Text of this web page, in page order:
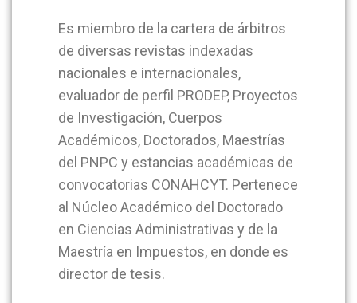
Es miembro de la cartera de árbitros
de diversas revistas indexadas
nacionales e internacionales,
evaluador de perfil PRODEP, Proyectos
de Investigación, Cuerpos
Académicos, Doctorados, Maestrías
del PNPC y estancias académicas de
convocatorias CONAHCYT. Pertenece
al Núcleo Académico del Doctorado
en Ciencias Administrativas y de la
Maestría en Impuestos, en donde es
director de tesis.